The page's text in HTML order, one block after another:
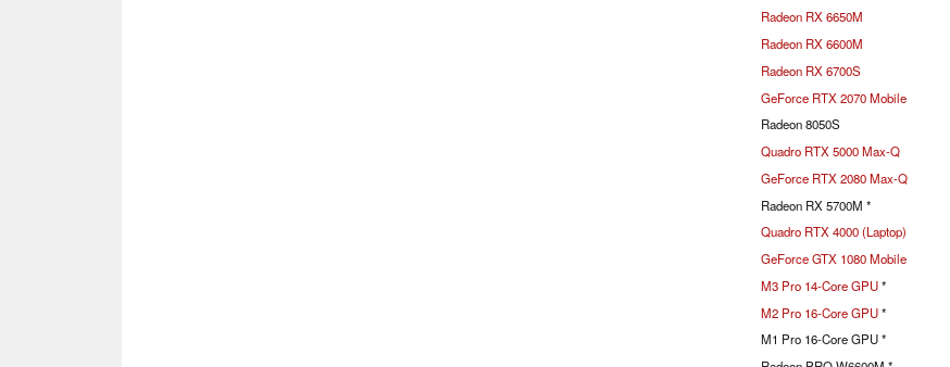
Radeon RX 6650M
Radeon RX 6600M
Radeon RX 6700S
GeForce RTX 2070 Mobile
Radeon 8050S
Quadro RTX 5000 Max-Q
GeForce RTX 2080 Max-Q
Radeon RX 5700M *
Quadro RTX 4000 (Laptop)
GeForce GTX 1080 Mobile
M3 Pro 14-Core GPU*
M2 Pro 16-Core GPU*
M1 Pro 16-Core GPU *